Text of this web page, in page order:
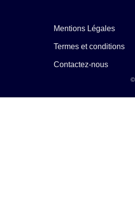
Mentions Légales
Termes et conditions
Contactez-nous
©